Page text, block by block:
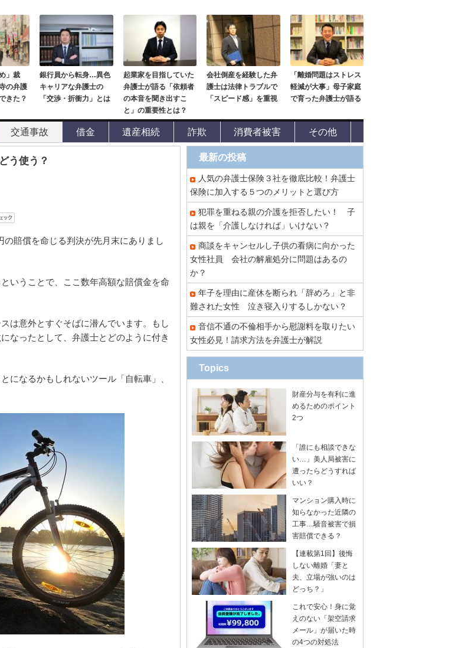
」裁
の弁護
きた？
銀行員から転身…異色
キャリアな弁護士の
「交渉・折衝力」とは
起業家を目指していた
弁護士が語る「依頼者
の本音を聞き出すこ
と」の重要性とは？
会社倒産を経験した弁
護士は法律トラブルで
「スピード感」を重視
「離婚問題はストレス
軽減が大事」母子家庭
で育った弁護士が語る
交通事故 借金 遺産相続 詐欺 消費者被害 その他
う使う？
賠償を命じる判決が先月末にありまし
いうことで、ここ数年高額な賠償金を命
は意外とすぐそばに潜んでいます。もし
なったとして、弁護士とどのように付き
になるかもしれないツール「自転車」、
最新の投稿
人気の弁護士保険３社を徹底比較！弁護士
保険に加入する５つのメリットと選び方
犯罪を重ねる親の介護を拒否したい！ 子
は親を「介護しなければ」いけない？
商談をキャンセルし子供の看病に向かった
女性社員 会社の解雇処分に問題はあるの
か？
年子を理由に産休を断られ「辞めろ」と非
難された女性 泣き寝入りするしかない？
音信不通の不倫相手から慰謝料を取りたい
女性必見！請求方法を弁護士が解説
Topics
財産分与を有利に進
めるためのポイント
2つ
「誰にも相談できな
い…」美人局被害に
遭ったらどうすれば
いい？
マンション購入時に
知らなかった近隣の
工事…騒音被害で損
害賠償できる？
【連載第1回】後悔
しない離婚「妻と
夫、立場が強いのは
どっち？」
これで安心！身に覚
えのない「架空請求
メール」が届いた時
の4つの対処法